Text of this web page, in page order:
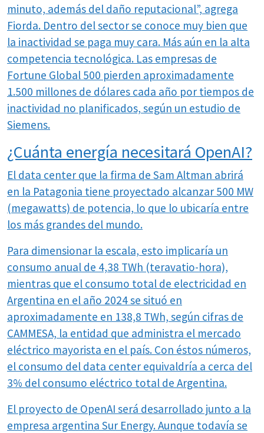
minuto, además del daño reputacional”, agrega
Fiorda. Dentro del sector se conoce muy bien que
la inactividad se paga muy cara. Más aún en la alta
competencia tecnológica. Las empresas de
Fortune Global 500 pierden aproximadamente
1.500 millones de dólares cada año por tiempos de
inactividad no planificados, según un estudio de
Siemens.
¿Cuánta energía necesitará OpenAI?
El data center que la firma de Sam Altman abrirá
en la Patagonia tiene proyectado alcanzar 500 MW
(megawatts) de potencia, lo que lo ubicaría entre
los más grandes del mundo.
Para dimensionar la escala, esto implicaría un
consumo anual de 4,38 TWh (teravatio-hora),
mientras que el consumo total de electricidad en
Argentina en el año 2024 se situó en
aproximadamente en 138,8 TWh, según cifras de
CAMMESA, la entidad que administra el mercado
eléctrico mayorista en el país. Con éstos números,
el consumo del data center equivaldría a cerca del
3% del consumo eléctrico total de Argentina.
El proyecto de OpenAI será desarrollado junto a la
empresa argentina Sur Energy. Aunque todavía se